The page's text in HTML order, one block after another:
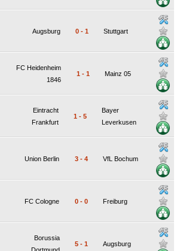
Augsburg 0 - 1 Stuttgart
FC Heidenheim
1846
1 - 1 Mainz 05
Eintracht
Frankfurt
1 - 5
Bayer
Leverkusen
Union Berlin 3 - 4 VfL Bochum
FC Cologne 0 - 0 Freiburg
Borussia
5 - 1 Augsburg